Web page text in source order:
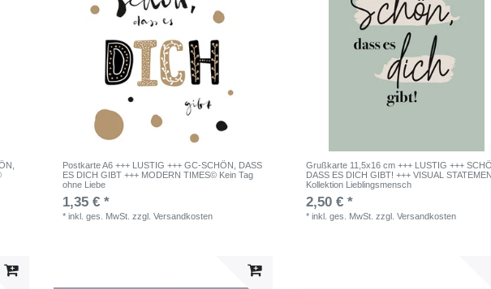
Postkarte A6 +++ LUSTIG +++ GC-SCHÖN, DASS
ES DICH GIBT +++ MODERN TIMES© Kein Tag
ohne Liebe
1,35 € *
*inkl. ges. MwSt. zzgl.Versandkosten
Grußkarte 11,5x16 cm +++ LUSTIG +++
DASS ES DICH GIBT! +++ VISUAL
Kollektion Lieblingsmensch
2,50 € *
*inkl. ges. MwSt. zzgl.Versandkosten